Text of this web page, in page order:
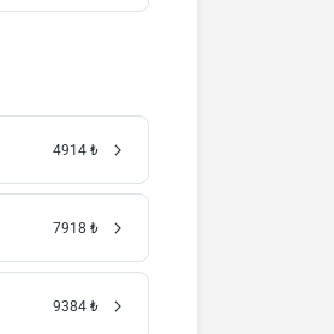
4914 ₺
7918 ₺
9384 ₺